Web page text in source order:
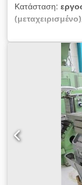
Κατάσταση:
(μεταχειρισμένο)
γενικής χρήσης
κατασκευής:
ανοιχτό γκρι /
Aifekr RAL5008
Τύπος κεφαλής
φρεζαρίσματος:
έκθεση δοκιμής
HEIDENHAIN
mm (υποδοχή T:
φρεζαρίσματος
λίπανση,
Συσκευή
-μεταχειρισμένο,